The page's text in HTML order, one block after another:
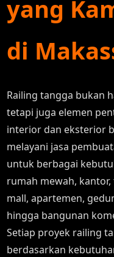
yang
di
Railing tangga bukan
tetapi juga elemen
interior dan eksterior
melayani jasa
untuk berbagai
rumah mewah,
mall, apartemen,
hingga bangunan
Setiap proyek railing
berdasarkan